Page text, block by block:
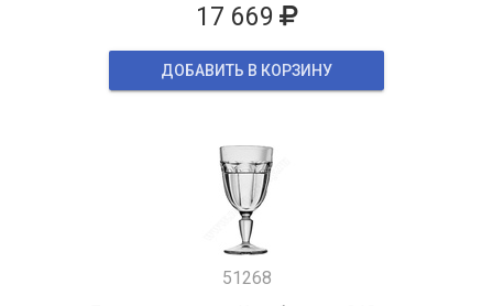
17 669
ДОБАВИТЬ В КОРЗИНУ
51268